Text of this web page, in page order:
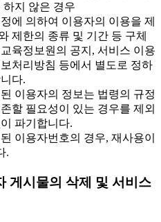
하지 않은 경우
에 의하여 이용자의 이용을 제
제한의 종류 및 기간 등 구체
육정보원의 공지, 서비스 이용
처리방침 등에서 별도로 정하
다.
이용자의 정보는 법령의 규정
할 필요성이 있는 경우를 제외
파기합니다.
이용자번호의 경우, 재사용이
.
게시물의 삭제 및 서비스